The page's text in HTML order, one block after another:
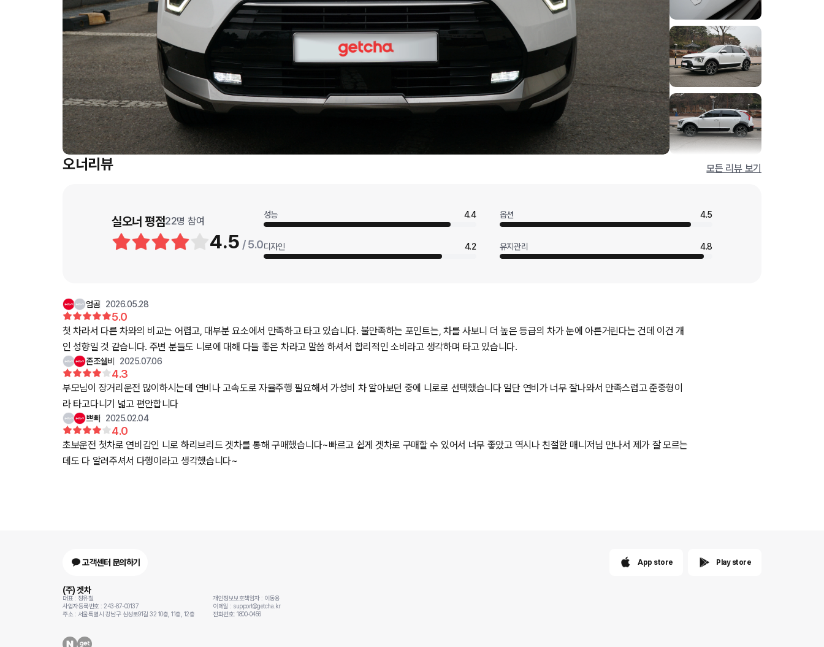
오너리뷰 모든 리뷰 보기
실오너 평점22명 참여
4.5 / 5.0
성능 4.4 옵션 4.5
디자인 4.2 유지관리 4.8
엄곰 2026.05.28
5.0
첫 차라서 다른 차와의 비교는 어렵고, 대부분 요소에서 만족하고 타고 있습니다. 불만족하는 포인트는, 차를 사보니 더 높은 등급의 차가 눈에 아른거린다는 건데 이건 개
인 성향일 것 같습니다. 주변 분들도 니로에 대해 다들 좋은 차라고 말씀 하셔서 합리적인 소비라고 생각하며 타고 있습니다.
존조쉘비 2025.07.06
4.3
부모님이 장거리운전 많이하시는데 연비나 고속도로 자율주행 필요해서 가성비 차 알아보던 중에 니로로 선택했습니다 일단 연비가 너무 잘나와서 만족스럽고 준중형이
라 타고다니기 넓고 편안합니다
쁘빠 2025.02.04
4.0
초보운전 첫차로 연비갑인 니로 하리브리드 겟차를 통해 구매했습니다~빠르고 쉽게 겟차로 구매할 수 있어서 너무 좋았고 역시나 친절한 매니저님 만나서 제가 잘 모르는
데도 다 알려주셔서 다행이라고 생각했습니다~
고객센터 문의하기 App store Play store
(주) 겟차
대표 : 정유철
사업자등록번호 : 243-87-00137
주소 : 서울특별시 강남구 삼성로91길 32 10층, 11층, 12층
개인정보보호책임자 : 이동용
이메일 : support@getcha.kr
전화번호: 1800-0456